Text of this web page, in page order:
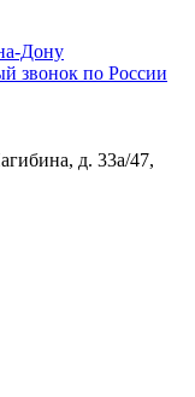
Дону
звонок по России
д. 33а/47,